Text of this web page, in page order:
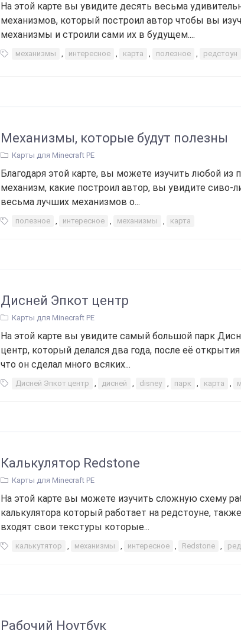
На этой карте вы увидите десять весьма
механизмов, который построил автор чтобы вы
механизмы и строили сами их в будущем....
механизмы , интересное , карта , полезное , редстоун
Механизмы, которые будут полезны
Карты для Minecraft PE
Благодаря этой карте, вы можете изучить любой из
механизм, какие построил автор, вы увидите сиво-
весьма лучших механизмов о...
полезное интересное механизмы карта
Дисней Эпкот центр
Карты для Minecraft PE
На этой карте вы увидите самый большой парк
центр, который делался два года, после её
что он сделал много всяких...
Дисней Эпкот центр дисней disney парк карта
Калькулятор Redstone
Карты для Minecraft PE
На этой карте вы можете изучить сложную схему
калькулятора который работает на редстоуне,
входят свои текстуры которые...
калькутятор механизмы интересное Redstone
Рабочий Ноутбук